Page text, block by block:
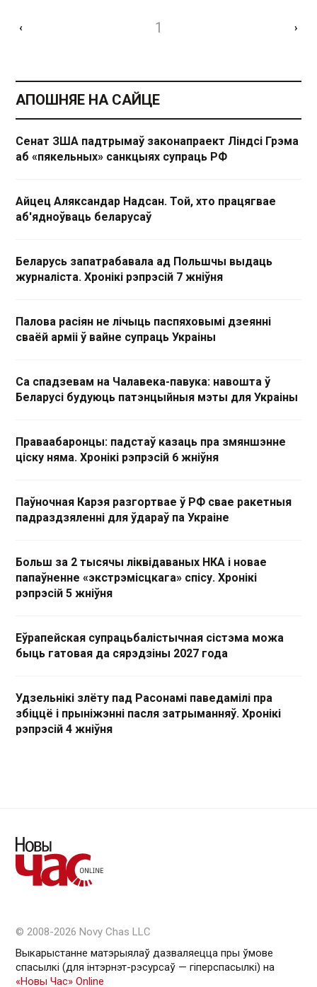
‹ 1 ›
АПОШНЯЕ НА САЙЦЕ
Сенат ЗША падтрымаў законапраект Ліндсі Грэма
аб «пякельных» санкцыях супраць РФ
Айцец Аляксандар Надсан. Той, хто працягвае
аб'ядноўваць беларусаў
Беларусь запатрабавала ад Польшчы выдаць
журналіста. Хронікі рэпрэсій 7 жніўня
Палова расіян не лічыць паспяховымі дзеянні
сваёй арміі ў вайне супраць Украіны
Са спадзевам на Чалавека-павука: навошта ў
Беларусі будуюць патэнцыйныя мэты для Украіны
Праваабаронцы: падстаў казаць пра змяншэнне
ціску няма. Хронікі рэпрэсій 6 жніўня
Паўночная Карэя разгортвае ў РФ свае ракетныя
падраздзяленні для ўдараў па Украіне
Больш за 2 тысячы ліквідаваных НКА і новае
папаўненне «экстрэмісцкага» спісу. Хронікі
рэпрэсій 5 жніўня
Еўрапейская супрацьбалістычная сістэма можа
быць гатовая да сярэдзіны 2027 года
Удзельнікі злёту пад Расонамі паведамілі пра
збіццё і прыніжэнні пасля затрыманняў. Хронікі
рэпрэсій 4 жніўня
© 2008-2026 Novy Chas LLC
Выкарыстанне матэрыялаў дазваляецца пры ўмове
спасылкі (для інтэрнэт-рэсурсаў — гiперспасылкi) на
«Новы Час» Online